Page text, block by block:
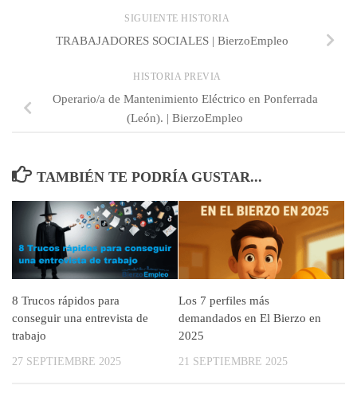
SIGUIENTE HISTORIA
TRABAJADORES SOCIALES | BierzoEmpleo
HISTORIA PREVIA
Operario/a de Mantenimiento Eléctrico en Ponferrada
(León). | BierzoEmpleo
TAMBIÉN TE PODRÍA GUSTAR...
8 Trucos rápidos para
conseguir una entrevista de
trabajo
27 SEPTIEMBRE 2025
Los 7 perfiles más
demandados en El Bierzo en
2025
21 SEPTIEMBRE 2025